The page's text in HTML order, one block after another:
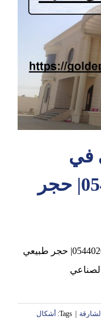
في
الشارقة |0544026642| حجر
تركيب حجر صناعي في الشارقة |0544026642| حجر طبيعي
الشارقة Tags:
أشكال